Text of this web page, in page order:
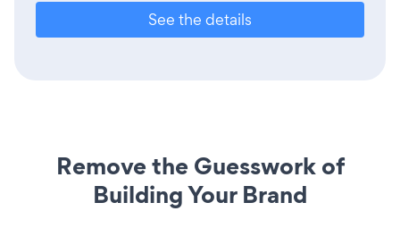
See the details
Remove the Guesswork of
Building Your Brand